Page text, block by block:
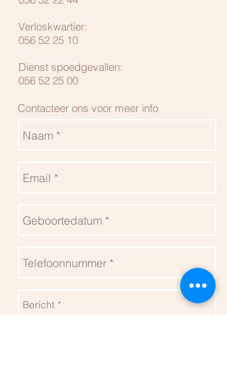
Contacteer ons voor meer info
Verloskwartier:
056 52 25 10
Dienst spoedgevallen:
056 52 25 00